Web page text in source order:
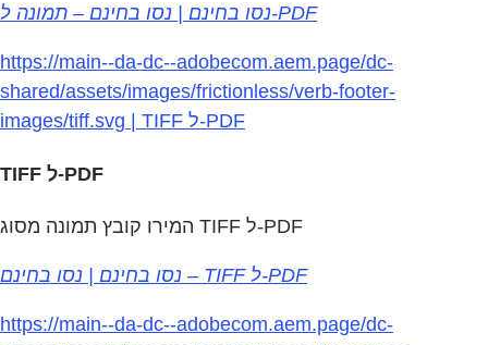
נסו בחינם | נסו בחינם – תמונה ל‑PDF
https://main--da-dc--adobecom.aem.page/dc-
shared/assets/images/frictionless/verb-footer-
images/tiff.svg | TIFF ל‏-PDF
TIFF ל‏-PDF
המירו קובץ תמונה מסוג TIFF ל‑PDF
נסו בחינם | נסו בחינם – TIFF ל‑PDF
https://main--da-dc--adobecom.aem.page/dc-